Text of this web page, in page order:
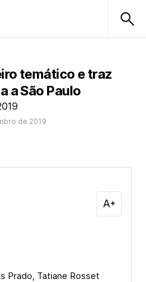
temático e traz
a São Paulo
de 2019
Prado, Tatiane Rosset